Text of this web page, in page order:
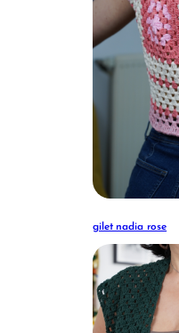
gilet nadia rose